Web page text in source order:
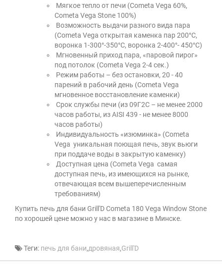
Мягкое тепло от печи (Cometa Vega 60%,
Cometa Vega Stone 100%)
Возможность выдачи разного вида пара
(Cometa Vega открытая каменка пар 200°С,
воронка 1-300°-350°С, воронка 2-400°- 450°С)
Мгновенный приход пара, «паровой пирог»
под потолок (Cometa Vega 2-4 сек.)
Режим работы – без остановки, 20 - 40
парений в рабочий день (Cometa Vega
мгновенное восстановление каменки)
Срок службы печи (из 09Г2С – не менее 2000
часов работы, из AISI 439 - не менее 8000
часов работы)
Индивидуальность «изюминка» (Cometa
Vega уникальная поющая печь, звук вьюги
при поддаче воды в закрытую каменку)
Доступная цена (Cometa Vega самая
доступная печь, из имеющихся на рынке,
отвечающая всем вышеперечисленным
требованиям)
Купить печь для бани Grill'D Cometa 180 Vega Window Stone
по хорошей цене можно у нас в магазине в Минске.
Теги: печь для бани,дровяная,Grill'D